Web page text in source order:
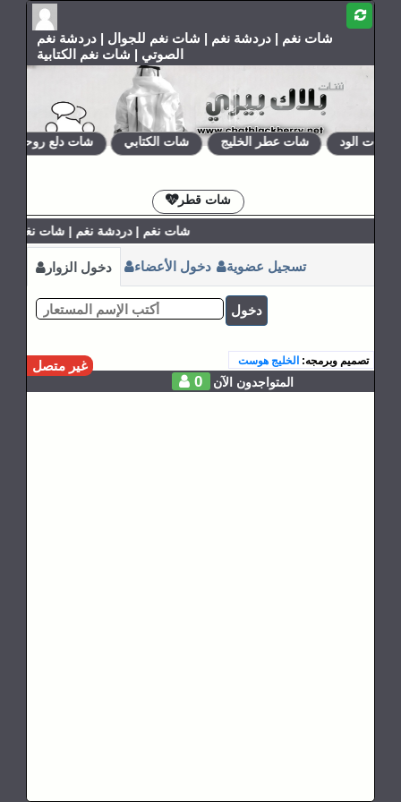
شات نغم | دردشة نغم | شات نغم للجوال | دردشة نغم
الصوتي | شات نغم الكتابية
شات دلع روحي شات الكتابي شات عطر الخليج شات الود
شات قطر
شات نغم | دردشة نغم | شات نغم
دخول الزوار دخول الأعضاء تسجيل عضوية
دخول
غير متصل تصميم وبرمجه:الخليج هوست
0 المتواجدون الآن